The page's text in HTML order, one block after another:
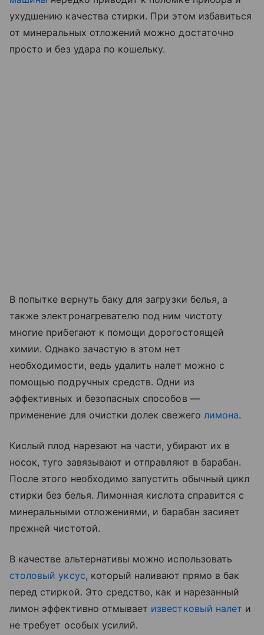
ухудшению качества стирки. При этом избавиться
от минеральных отложений можно достаточно
просто и без удара по кошельку.
В попытке вернуть баку для загрузки белья, а
также электронагревателю под ним чистоту
многие прибегают к помощи дорогостоящей
химии. Однако зачастую в этом нет
необходимости, ведь удалить налет можно с
помощью подручных средств. Одни из
эффективных и безопасных способов —
применение для очистки долек свежего лимона.
Кислый плод нарезают на части, убирают их в
носок, туго завязывают и отправляют в барабан.
После этого необходимо запустить обычный цикл
стирки без белья. Лимонная кислота справится с
минеральными отложениями, и барабан засияет
прежней чистотой.
В качестве альтернативы можно использовать
столовый уксус, который наливают прямо в бак
перед стиркой. Это средство, как и нарезанный
лимон эффективно отмывает известковый налет и
не требует особых усилий.